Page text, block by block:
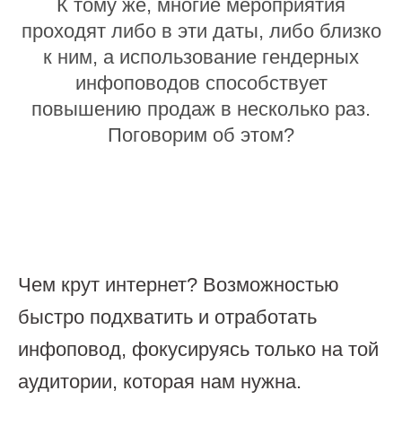
К тому же, многие мероприятия
проходят либо в эти даты, либо близко
к ним, а использование гендерных
инфоповодов способствует
повышению продаж в несколько раз.
Поговорим об этом?
Чем крут интернет? Возможностью
быстро подхватить и отработать
инфоповод, фокусируясь только на той
аудитории, которая нам нужна.